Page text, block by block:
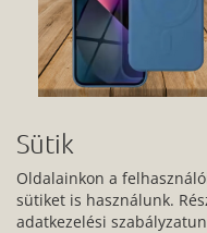
iPhone 13 Mini-hez –
színben, MagSafe
kompatibilitással
Webshop ár
Sütik
Oldalainkon a
sütiket is használunk.
adatkezelési